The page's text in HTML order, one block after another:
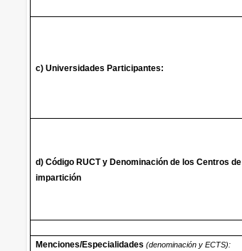
c) Universidades Participantes:
d) Código RUCT y Denominación de los Centros de
impartición
Menciones/Especialidades (denominación y ECTS):